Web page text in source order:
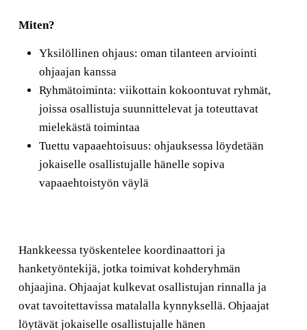
Miten?
Yksilöllinen ohjaus: oman tilanteen arviointi
ohjaajan kanssa
Ryhmätoiminta: viikottain kokoontuvat ryhmät,
joissa osallistuja suunnittelevat ja toteuttavat
mielekästä toimintaa
Tuettu vapaaehtoisuus: ohjauksessa löydetään
jokaiselle osallistujalle hänelle sopiva
vapaaehtoistyön väylä
Hankkeessa työskentelee koordinaattori ja
hanketyöntekijä, jotka toimivat kohderyhmän
ohjaajina. Ohjaajat kulkevat osallistujan rinnalla ja
ovat tavoitettavissa matalalla kynnyksellä. Ohjaajat
löytävät jokaiselle osallistujalle hänen